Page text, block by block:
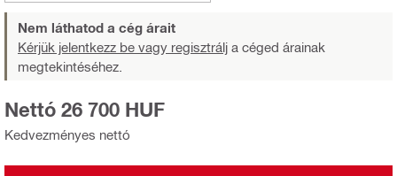
Nem láthatod a cég árait
Kérjük jelentkezz be vagy regisztrálj a céged árainak
megtekintéséhez.
Kedvezményes nettó
Nettó 26 700 HUF